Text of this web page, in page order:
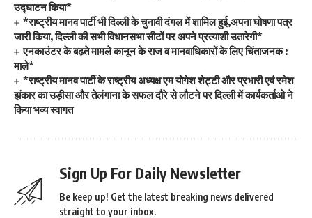
उद्घाटन किया*
*राष्ट्रीय मानव पार्टी भी दिल्ली के चुनावी दंगल में शामिल हुई,अपना घोषणा पत्र
जारी किया, दिल्ली की सभी विधानसभा सीटों पर अपने प्रत्याशी उतारेगी*
एनकाउंटर के बढ़ते मामले कानून के राज व मानवाधिकारों के लिए चिंताजनक :
माले*
*राष्ट्रीय मानव पार्टी के राष्ट्रीय अध्यक्ष एम योगेश शेट्टी और प्रभारी एवं रमेश
झंकार का उड़ीसा और तेलंगाना के सफल दौरे से लौटने पर दिल्ली में कार्यकर्ताओ ने
किया भव्य स्वागत
Sign Up For Daily Newsletter
Be keep up! Get the latest breaking news delivered
straight to your inbox.